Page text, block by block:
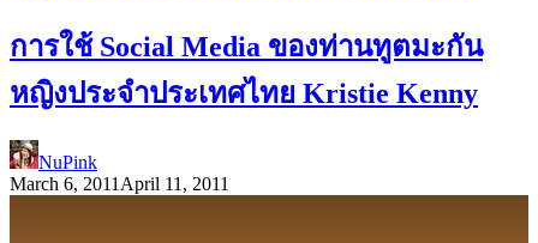
การใช้ Social Media ของท่านทูตมะกัน
หญิงประจำประเทศไทย Kristie Kenny
NuPink
March 6, 2011 April 11, 2011